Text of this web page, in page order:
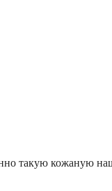
такую кожаную